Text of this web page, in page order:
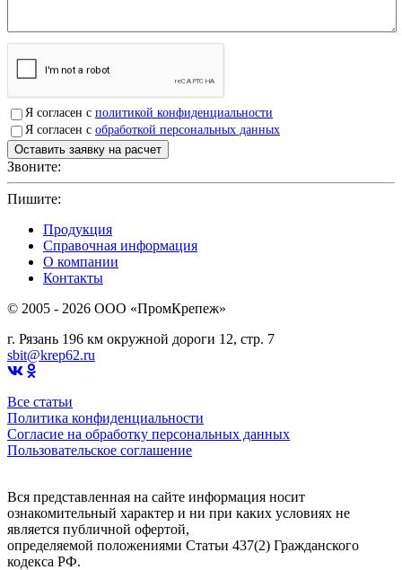
Я согласен с политикой конфиденциальности
Я согласен с обработкой персональных данных
Звоните:
Пишите:
Продукция
Справочная информация
О компании
Контакты
© 2005 - 2026 OOO «ПромКрепеж»
г. Рязань 196 км окружной дороги 12, стр. 7
sbit@krep62.ru
Все статьи
Политика конфиденциальности
Согласие на обработку персональных данных
Пользовательское соглашение
Вся представленная на сайте информация носит
ознакомительный характер и ни при каких условиях не
является публичной офертой,
определяемой положениями Статьи 437(2) Гражданского
кодекса РФ.